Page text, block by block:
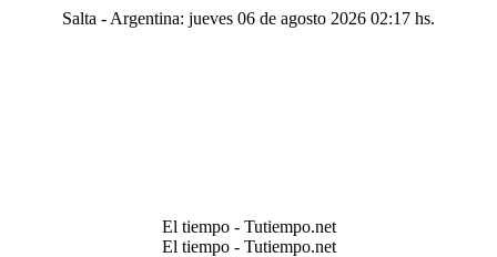
Salta - Argentina: jueves 06 de agosto 2026 02:17 hs.
El tiempo - Tutiempo.net
El tiempo - Tutiempo.net